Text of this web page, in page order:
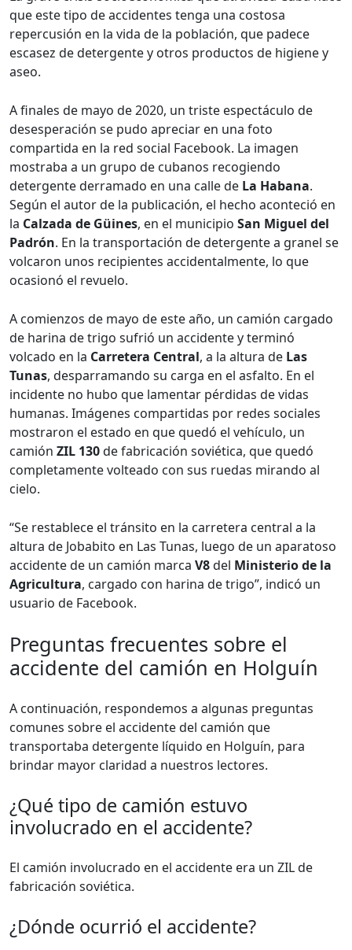
que este tipo de accidentes tenga una costosa
repercusión en la vida de la población, que padece
escasez de detergente y otros productos de higiene y
aseo.
A finales de mayo de 2020, un triste espectáculo de
desesperación se pudo apreciar en una foto
compartida en la red social Facebook. La imagen
mostraba a un grupo de cubanos recogiendo
detergente derramado en una calle de La Habana.
Según el autor de la publicación, el hecho aconteció en
la Calzada de Güines, en el municipio San Miguel del
Padrón. En la transportación de detergente a granel se
volcaron unos recipientes accidentalmente, lo que
ocasionó el revuelo.
A comienzos de mayo de este año, un camión cargado
de harina de trigo sufrió un accidente y terminó
volcado en la Carretera Central, a la altura de Las
Tunas, desparramando su carga en el asfalto. En el
incidente no hubo que lamentar pérdidas de vidas
humanas. Imágenes compartidas por redes sociales
mostraron el estado en que quedó el vehículo, un
camión ZIL 130de fabricación soviética, que quedó
completamente volteado con sus ruedas mirando al
cielo.
“Se restablece el tránsito en la carretera central a la
altura de Jobabito en Las Tunas, luego de un aparatoso
accidente de un camión marca V8del Ministerio de la
Agricultura, cargado con harina de trigo”, indicó un
usuario de Facebook.
Preguntas frecuentes sobre el
accidente del camión en Holguín
A continuación, respondemos a algunas preguntas
comunes sobre el accidente del camión que
transportaba detergente líquido en Holguín, para
brindar mayor claridad a nuestros lectores.
¿Qué tipo de camión estuvo
involucrado en el accidente?
El camión involucrado en el accidente era un ZIL de
fabricación soviética.
¿Dónde ocurrió el accidente?